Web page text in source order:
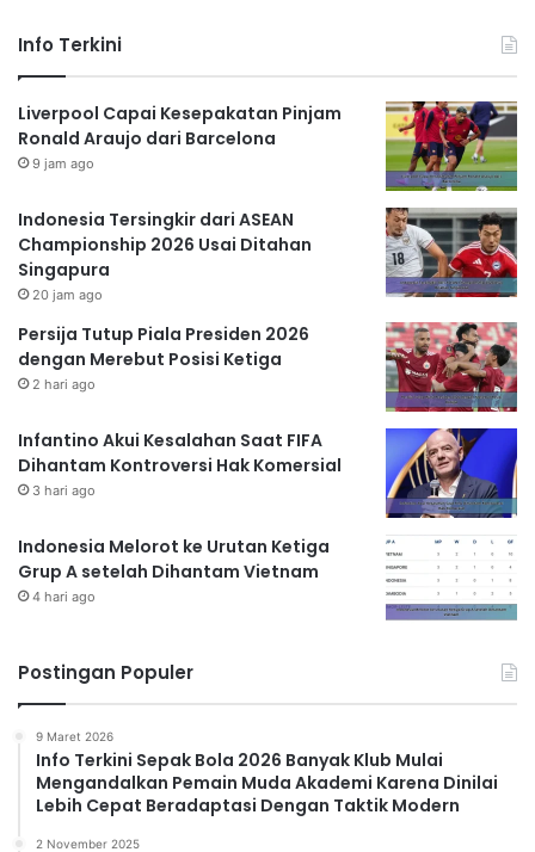
Info Terkini
Liverpool Capai Kesepakatan Pinjam
Ronald Araujo dari Barcelona
9 jam ago
Indonesia Tersingkir dari ASEAN
Championship 2026 Usai Ditahan
Singapura
20 jam ago
Persija Tutup Piala Presiden 2026
dengan Merebut Posisi Ketiga
2 hari ago
Infantino Akui Kesalahan Saat FIFA
Dihantam Kontroversi Hak Komersial
3 hari ago
Indonesia Melorot ke Urutan Ketiga
Grup A setelah Dihantam Vietnam
4 hari ago
Postingan Populer
9 Maret 2026
Info Terkini Sepak Bola 2026 Banyak Klub Mulai
Mengandalkan Pemain Muda Akademi Karena Dinilai
Lebih Cepat Beradaptasi Dengan Taktik Modern
2 November 2025